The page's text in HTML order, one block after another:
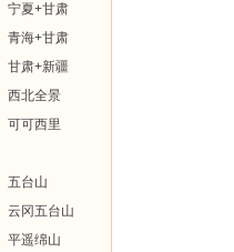
宁夏+甘肃
青海+甘肃
甘肃+新疆
西北全景
可可西里
五台山
云冈五台山
平遥绵山